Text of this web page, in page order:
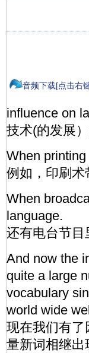
音频下载[点击右
influence on
技术(的发展
When
例如，印刷术
When
language.
还有电台节目
And now the
quite a large
vocabulary
world wide
现在我们有
量新词相继